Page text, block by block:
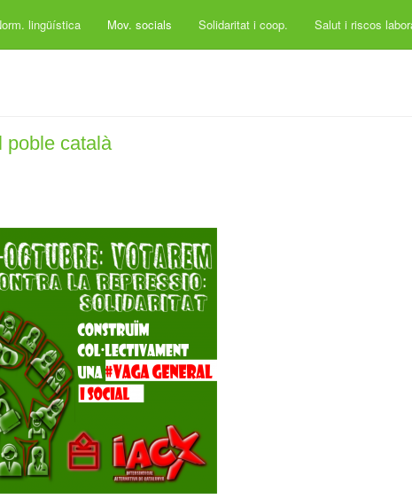
lingüística Mov. socials Solidaritat i coop. Salut i riscos
poble català